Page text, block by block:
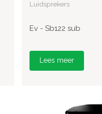
Luidsprekers
Ev - Sb122 sub
Lees meer